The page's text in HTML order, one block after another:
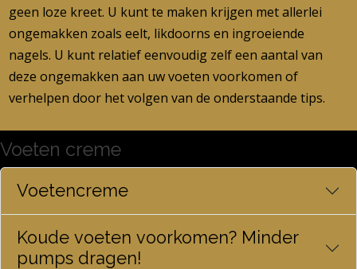
geen loze kreet. U kunt te maken krijgen met allerlei
ongemakken zoals eelt, likdoorns en ingroeiende
nagels. U kunt relatief eenvoudig zelf een aantal van
deze ongemakken aan uw voeten voorkomen of
verhelpen door het volgen van de onderstaande tips.
Voeten creme
Voetencreme
Koude voeten voorkomen? Minder
pumps dragen!